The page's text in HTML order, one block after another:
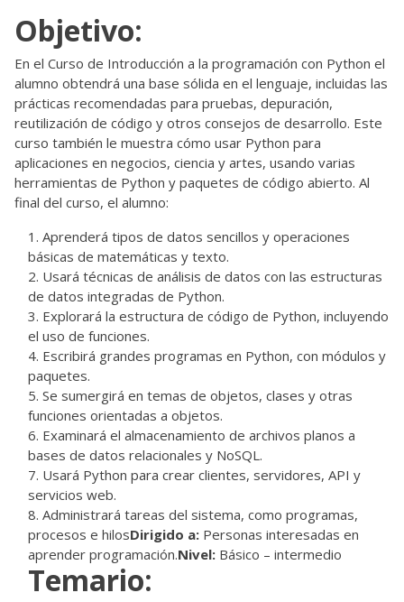
Objetivo:
En el Curso de Introducción a la programación con Python el
alumno obtendrá una base sólida en el lenguaje, incluidas las
prácticas recomendadas para pruebas, depuración,
reutilización de código y otros consejos de desarrollo. Este
curso también le muestra cómo usar Python para
aplicaciones en negocios, ciencia y artes, usando varias
herramientas de Python y paquetes de código abierto. Al
final del curso, el alumno:
Aprenderá tipos de datos sencillos y operaciones
básicas de matemáticas y texto.
Usará técnicas de análisis de datos con las estructuras
de datos integradas de Python.
Explorará la estructura de código de Python, incluyendo
el uso de funciones.
Escribirá grandes programas en Python, con módulos y
paquetes.
Se sumergirá en temas de objetos, clases y otras
funciones orientadas a objetos.
Examinará el almacenamiento de archivos planos a
bases de datos relacionales y NoSQL.
Usará Python para crear clientes, servidores, API y
servicios web.
Administrará tareas del sistema, como programas,
procesos e hilosDirigido a: Personas interesadas en
aprender programación.Nivel: Básico – intermedio
Temario: